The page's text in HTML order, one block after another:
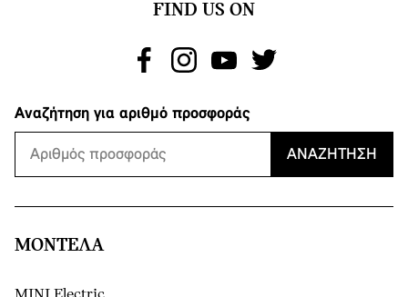
FIND US ON
Αναζήτηση για αριθμό προσφοράς
ΑΝΑΖΉΤΗΣΗ
ΜΟΝΤΕΛΑ